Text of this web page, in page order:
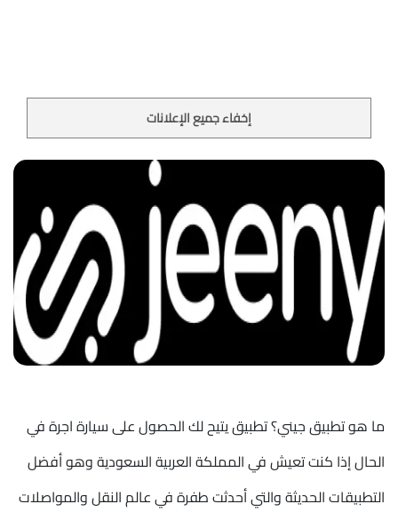
إخفاء جميع الإعلانات
ما هو تطبيق جيني؟ تطبيق يتيح لك الحصول على سيارة اجرة في
الحال إذا كنت تعيش في المملكة العربية السعودية وهو أفضل
التطبيقات الحديثة والتي أحدثت طفرة في عالم النقل والمواصلات